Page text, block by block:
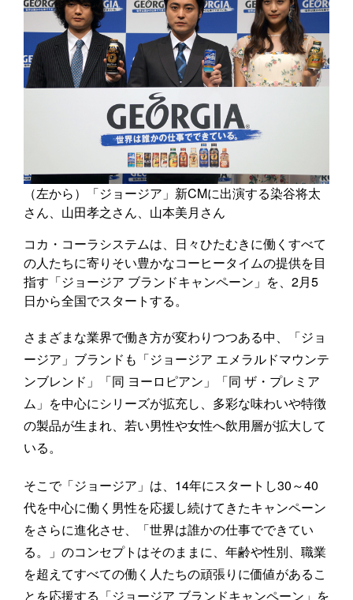
（左から）「ジョージア」新CMに出演する染谷将太
さん、山田孝之さん、山本美月さん
コカ・コーラシステムは、日々ひたむきに働くすべて
の人たちに寄りそい豊かなコーヒータイムの提供を目
指す「ジョージア ブランドキャンペーン」を、2月5
日から全国でスタートする。
さまざまな業界で働き方が変わりつつある中、「ジョ
ージア」ブランドも「ジョージア エメラルドマウンテ
ンブレンド」「同 ヨーロピアン」「同 ザ・プレミア
ム」を中心にシリーズが拡充し、多彩な味わいや特徴
の製品が生まれ、若い男性や女性へ飲用層が拡大して
いる。
そこで「ジョージア」は、14年にスタートし30～40
代を中心に働く男性を応援し続けてきたキャンペーン
をさらに進化させ、「世界は誰かの仕事でできてい
る。」のコンセプトはそのままに、年齢や性別、職業
を超えてすべての働く人たちの頑張りに価値があるこ
とを応援する「ジョージア ブランドキャンペーン」を